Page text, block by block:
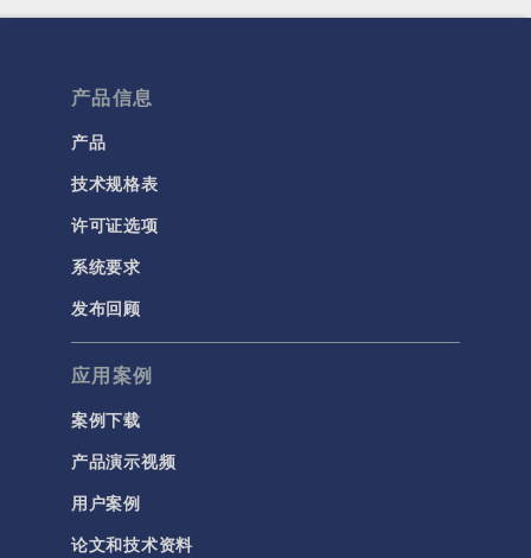
产品信息
产品
技术规格表
许可证选项
系统要求
发布回顾
应用案例
案例下载
产品演示视频
用户案例
论文和技术资料